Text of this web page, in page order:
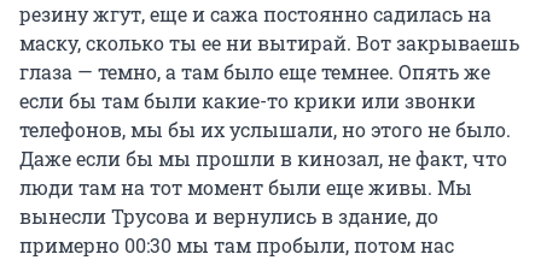
резину жгут, еще и сажа постоянно садилась на
маску, сколько ты ее ни вытирай. Вот закрываешь
глаза — темно, а там было еще темнее. Опять же
если бы там были какие-то крики или звонки
телефонов, мы бы их услышали, но этого не было.
Даже если бы мы прошли в кинозал, не факт, что
люди там на тот момент были еще живы. Мы
вынесли Трусова и вернулись в здание, до
примерно 00:30 мы там пробыли, потом нас